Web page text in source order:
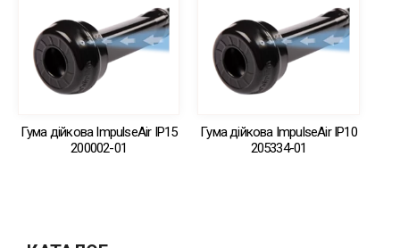
Гума дійкова ImpulseAir IP15
200002-01
Гума дійкова ImpulseAir IP10
205334-01